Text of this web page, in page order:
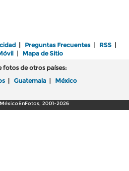
| Preguntas Frecuentes | RSS |
| Mapa de Sitio
fotos de otros países:
| Guatemala | México
2001-2026